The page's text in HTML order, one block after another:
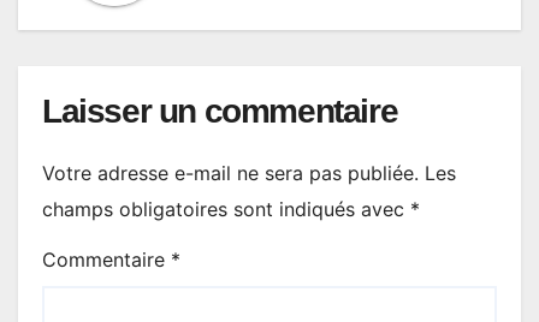
Laisser un commentaire
Votre adresse e-mail ne sera pas publiée. Les
champs obligatoires sont indiqués avec *
Commentaire *